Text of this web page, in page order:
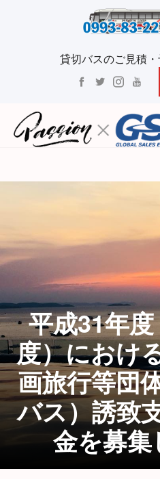
貸切バスのご見積
平成31年
度）におけ
画旅行等団
バス）誘致
金を募